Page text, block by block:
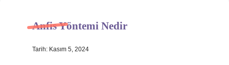
Hakkımızda
Anfis Yöntemi Nedir
Tarih: Kasım 5, 2024